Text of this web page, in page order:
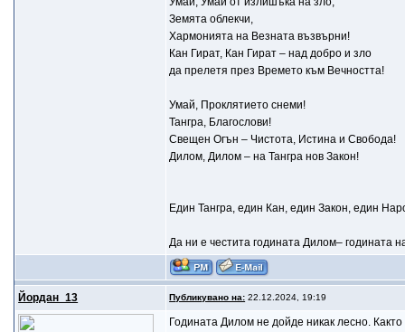
Земята облекчи,
Хармонията на Везната възвърни!
Кан Гират, Кан Гират – над добро и зло
да прелетя през Времето към Вечността!
Умай, Проклятието снеми!
Тангра, Благослови!
Свещен Огън – Чистота, Истина и Свобода!
Дилом, Дилом – на Тангра нов Закон!
Един Тангра, един Кан, един Закон, един
Да ни е честита годината Дилом– годината
Йордан_13 Публикувано на: 22.12.2024, 19:19
Годината Дилом не дойде никак лесно.